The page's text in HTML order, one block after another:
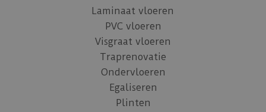
Laminaat vloeren
PVC vloeren
Visgraat vloeren
Traprenovatie
Ondervloeren
Egaliseren
Plinten